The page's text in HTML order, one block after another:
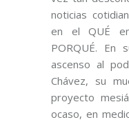
noticias
en el QUÉ
PORQUÉ. En
ascenso al
Chávez, su
proyecto
ocaso, en